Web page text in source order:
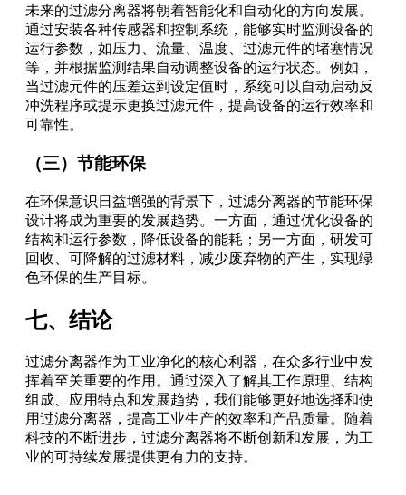
未来的过滤分离器将朝着智能化和自动化的方向发展。
通过安装各种传感器和控制系统，能够实时监测设备的
运行参数，如压力、流量、温度、过滤元件的堵塞情况
等，并根据监测结果自动调整设备的运行状态。例如，
当过滤元件的压差达到设定值时，系统可以自动启动反
冲洗程序或提示更换过滤元件，提高设备的运行效率和
可靠性。
（三）节能环保
在环保意识日益增强的背景下，过滤分离器的节能环保
设计将成为重要的发展趋势。一方面，通过优化设备的
结构和运行参数，降低设备的能耗；另一方面，研发可
回收、可降解的过滤材料，减少废弃物的产生，实现绿
色环保的生产目标。
七、结论
过滤分离器作为工业净化的核心利器，在众多行业中发
挥着至关重要的作用。通过深入了解其工作原理、结构
组成、应用特点和发展趋势，我们能够更好地选择和使
用过滤分离器，提高工业生产的效率和产品质量。随着
科技的不断进步，过滤分离器将不断创新和发展，为工
业的可持续发展提供更有力的支持。